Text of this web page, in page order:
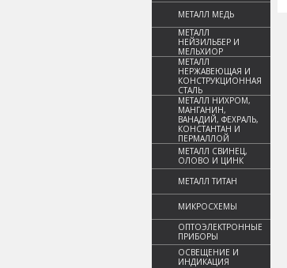
МЕТАЛЛ МЕДЬ
МЕТАЛЛ
НЕЙЗИЛЬБЕР И
МЕЛЬХИОР
МЕТАЛЛ
НЕРЖАВЕЮЩАЯ И
КОНСТРУКЦИОННАЯ
СТАЛЬ
МЕТАЛЛ НИХРОМ,
МАНГАНИН,
ВАНАДИЙ, ФЕХРАЛЬ,
КОНСТАНТАН И
ПЕРМАЛЛОЙ
МЕТАЛЛ СВИНЕЦ,
ОЛОВО И ЦИНК
МЕТАЛЛ ТИТАН
МИКРОСХЕМЫ
ОПТОЭЛЕКТРОННЫЕ
ПРИБОРЫ
ОСВЕЩЕНИЕ И
ИНДИКАЦИЯ